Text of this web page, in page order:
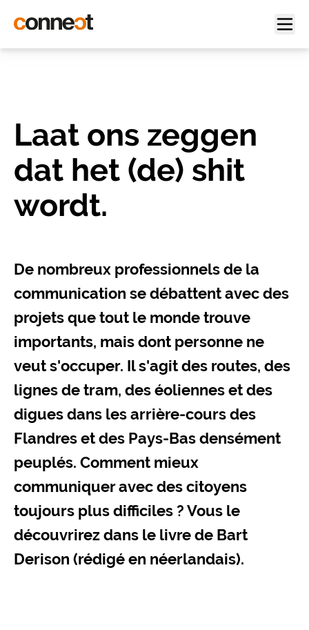
Laat ons zeggen
dat het (de) shit
wordt.
De nombreux professionnels de la
communication se débattent avec des
projets que tout le monde trouve
importants, mais dont personne ne
veut s'occuper. Il s'agit des routes, des
lignes de tram, des éoliennes et des
digues dans les arrière-cours des
Flandres et des Pays-Bas densément
peuplés. Comment mieux
communiquer avec des citoyens
toujours plus difficiles ? Vous le
découvrirez dans le livre de Bart
Derison (rédigé en néerlandais).